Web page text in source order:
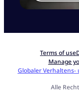
Terms of use
Manage
Globaler Verhaltens-
Alle